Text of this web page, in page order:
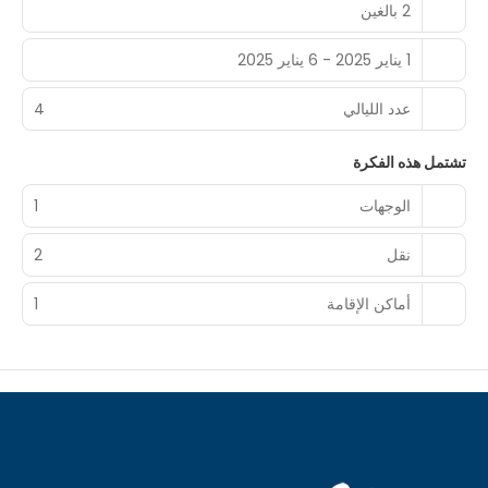
2 بالغين
1 يناير 2025 - 6 يناير 2025
عدد الليالي 4
تشتمل هذه الفكرة
الوجهات
1
نقل 2
أماكن الإقامة 1